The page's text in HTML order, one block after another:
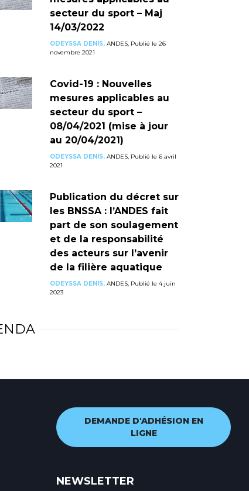
secteur du sport – Maj
14/03/2022
ODEYSSA DENIS,ANDES, Publié le 26
novembre 2021
Covid-19 : Nouvelles
mesures applicables au
secteur du sport –
08/04/2021 (mise à jour
au 20/04/2021)
ODEYSSA DENIS,ANDES, Publié le 6 avril
2021
Publication du décret sur
les BNSSA : l’ANDES fait
part de son soulagement
et de la responsabilité
des acteurs sur l’avenir
de la filière aquatique
ODEYSSA DENIS,ANDES, Publié le 4 juin
2023
DEMANDE D'ADHÉSION EN
LIGNE
NEWSLETTER